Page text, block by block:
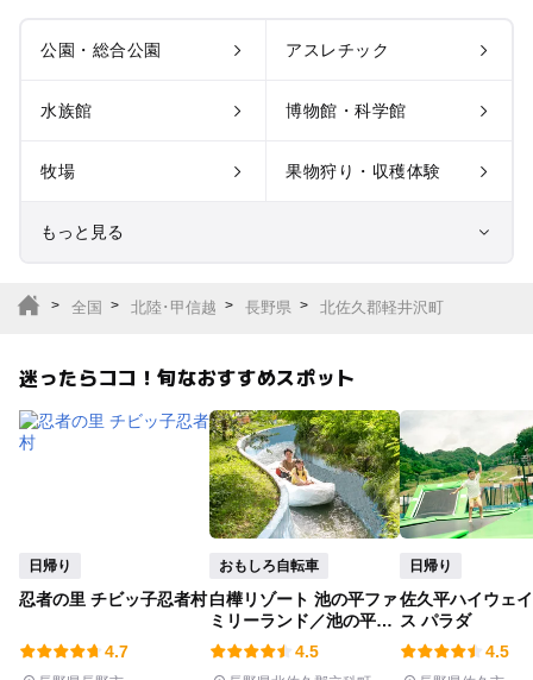
公園・総合公園 アスレチック
水族館 博物館・科学館
牧場 果物狩り・収穫体験
もっと見る
サファリパーク
植物園・フラワーパー
ク
バーベキュー
釣り 自然景観
農業体験
潮干狩り 社会見学
全国 北陸･甲信越 長野県 北佐久郡軽井沢町
迷ったらココ！旬なおすすめスポット
日帰り
忍者の里 チビッ子忍者村
4.7
おもしろ自転車
白樺リゾート 池の平ファ
ミリーランド／池の平ホ
テル
4.5
日帰り
佐久平ハイウェ
ス パラダ
4.5